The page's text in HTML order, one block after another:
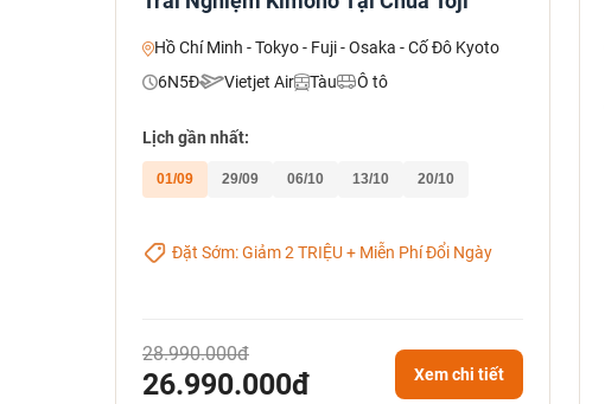
Hồ Chí Minh - Tokyo - Fuji - Osaka - Cố Đô Kyoto
6N5Đ
Vietjet Air Tàu Ô tô
Lịch gần nhất:
01/09 29/09 06/10 13/10 20/10
Đặt Sớm: Giảm 2 TRIỆU + Miễn Phí Đổi Ngày
28.990.000đ
26.990.000đ Xem chi tiết